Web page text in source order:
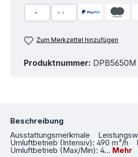
Zum Merkzettel hinzufügen
Produktnummer: DPB5650M
Beschreibung
Ausstattungsmerkmale
Umluftbetrieb (Intensiv): 490 m³/h
Umluftbetrieb (Max/Min): 4… Mehr